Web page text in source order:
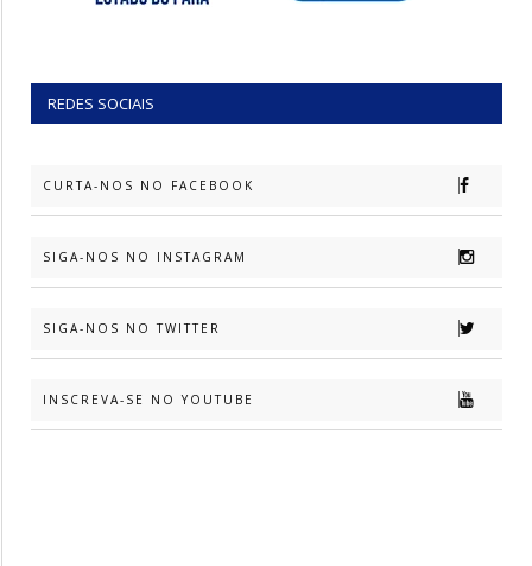
REDES SOCIAIS
CURTA-NOS NO FACEBOOK
SIGA-NOS NO INSTAGRAM
SIGA-NOS NO TWITTER
INSCREVA-SE NO YOUTUBE